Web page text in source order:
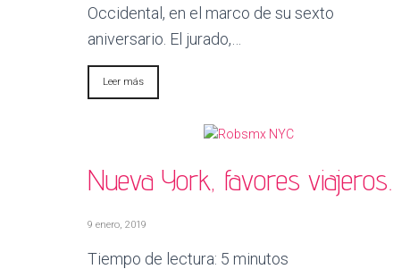
Occidental, en el marco de su sexto
aniversario. El jurado,…
Leer más
Nueva York, favores viajeros.
9 enero, 2019
Tiempo de lectura: 5 minutos